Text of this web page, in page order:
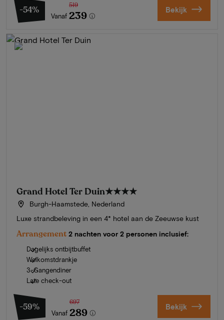
-54%
Vanaf
519
239 Bekijk
Grand Hotel Ter Duin★★★★
Burgh-Haamstede, Nederland
Luxe strandbeleving in een 4* hotel aan de Zeeuwse kust
Arrangement 2 nachten voor 2 personen inclusief:
Dagelijks ontbijtbuffet
Welkomstdrankje
3-Gangendiner
Late check-out
-59%
Vanaf
697
289 Bekijk